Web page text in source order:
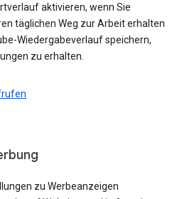
aktivieren, wenn Sie
täglichen Weg zur Arbeit erhalten
Wiedergabeverlauf speichern,
zu erhalten.
zu Werbeanzeigen